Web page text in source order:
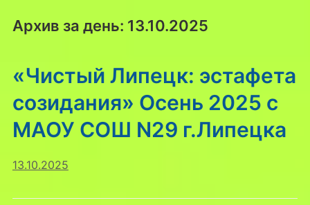
Архив за день: 13.10.2025
«Чистый Липецк: эстафета
созидания» Осень 2025 с
МАОУ СОШ N29 г.Липецка
13.10.2025